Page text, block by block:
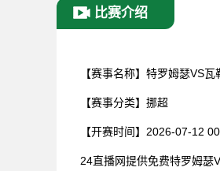
比赛介绍
【赛事名称】 特罗姆瑟VS瓦
【赛事分类】 挪超
【开赛时间】 2026-07-12
24直播网提供免费特罗姆瑟